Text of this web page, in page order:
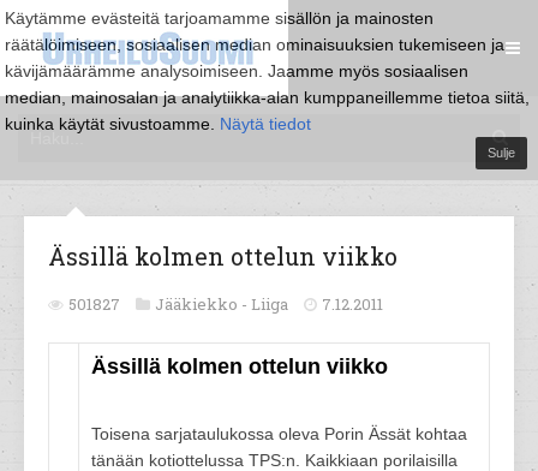
Käytämme evästeitä tarjoamamme sisällön ja mainosten
räätälöimiseen, sosiaalisen median ominaisuuksien tukemiseen ja
kävijämäärämme analysoimiseen. Jaamme myös sosiaalisen
median, mainosalan ja analytiikka-alan kumppaneillemme tietoa siitä,
kuinka käytät sivustoamme. Näytä tiedot
Sulje
Ässillä kolmen ottelun viikko
501827 Jääkiekko - Liiga 7.12.2011
Ässillä kolmen ottelun viikko
Toisena sarjataulukossa oleva Porin Ässät kohtaa
tänään kotiottelussa TPS:n. Kaikkiaan porilaisilla